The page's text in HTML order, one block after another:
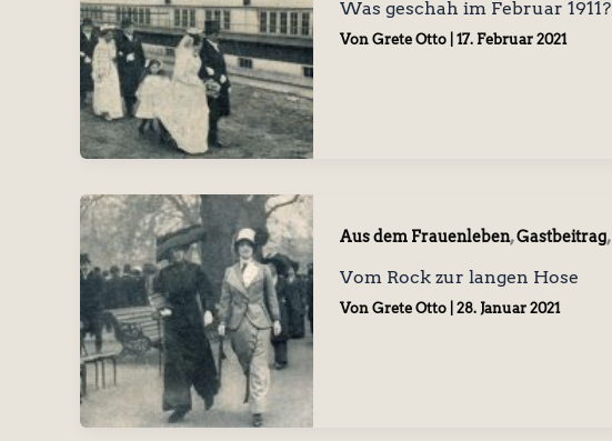
Was geschah im Februar 1911?
Von Grete Otto 17. Februar 2021
Aus dem Frauenleben,Gastbeitrag,
Vom Rock zur langen Hose
Von Grete Otto 28. Januar 2021